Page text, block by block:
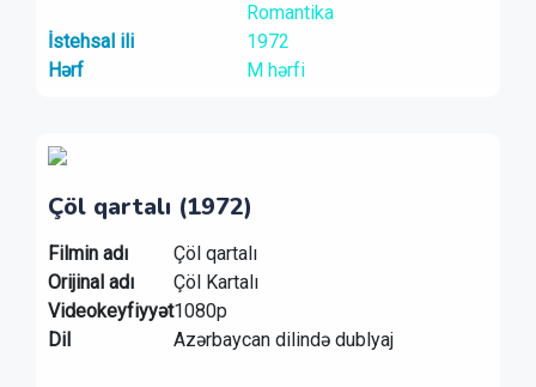
Romantika
İstehsal ili
1972
Hərf
M hərfi
Çöl qartalı (1972)
Filmin adı
Çöl qartalı
Orijinal adı
Çöl Kartalı
Videokeyfiyyət1080p
Dil
Azərbaycan dilində dublyaj